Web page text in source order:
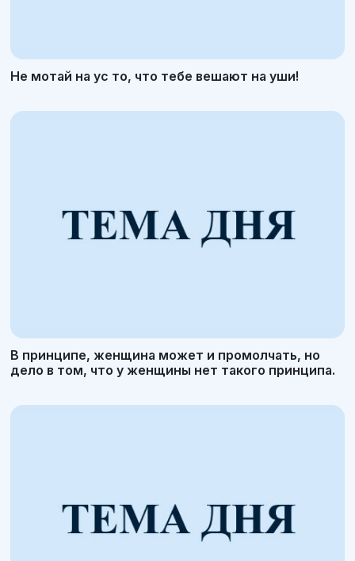
Не мотай на ус то, что тебе вешают на уши!
В принципе, женщина может и промолчать, но
дело в том, что у женщины нет такого принципа.